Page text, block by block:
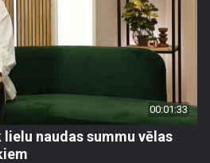
00:01:33
naudas summu vēlas